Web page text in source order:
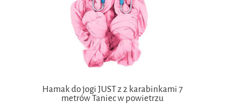
Hamak do jogi JUST z 2 karabinkami 7
metrów Taniec w powietrzu